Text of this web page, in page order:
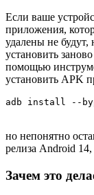
Если ваше
приложения,
удалены не будут,
установить
помощью
установить APK
adb install --
но непонятно
релиза Android
Зачем это